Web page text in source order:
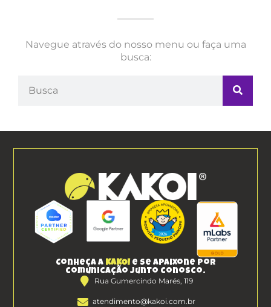
Navegue através do nosso menu ou faça uma
busca:
Conheça a KAKOI e se apaixone por
comunicação junto conosco.
Rua Gumercindo Marés, 119
atendimento@kakoi.com.br